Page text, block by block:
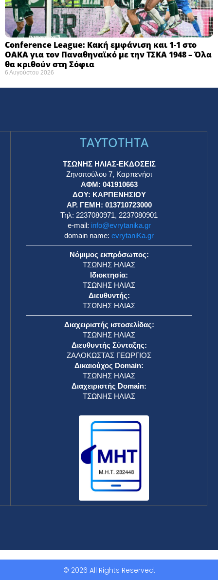
Conference League: Κακή εμφάνιση και 1-1 στο
ΟΑΚΑ για τον Παναθηναϊκό με την ΤΣΚΑ 1948 – Όλα
θα κριθούν στη Σόφια ​
6 Αυγούστου 2026
TAYTOTHTA
ΤΣΩΝΗΣ ΗΛΙΑΣ-ΕΚΔΟΣΕΙΣ
Ζηνοπούλου 7, Καρπενήσι
ΑΦΜ: 041910663
ΔΟΥ: ΚΑΡΠΕΝΗΣΙΟΥ
ΑΡ. ΓΕΜΗ: 013710723000
Τηλ: 2237080971, 2237080901
e-mail: info@evrytanika.gr
domain name: evrytaniKa.gr
Νόμιμος εκπρόσωπος:
ΤΣΩΝΗΣ ΗΛΙΑΣ
Ιδιοκτησία:
ΤΣΩΝΗΣ ΗΛΙΑΣ
Διευθυντής:
ΤΣΩΝΗΣ ΗΛΙΑΣ
Διαχειριστής ιστοσελίδας:
ΤΣΩΝΗΣ ΗΛΙΑΣ
Διευθυντής Σύνταξης:
ΖΑΛΟΚΩΣΤΑΣ ΓΕΩΡΓΙΟΣ
Δικαιούχος Domain:
ΤΣΩΝΗΣ ΗΛΙΑΣ
Διαχειριστής Domain:
ΤΣΩΝΗΣ ΗΛΙΑΣ
© 2026 All Rights Reserved.